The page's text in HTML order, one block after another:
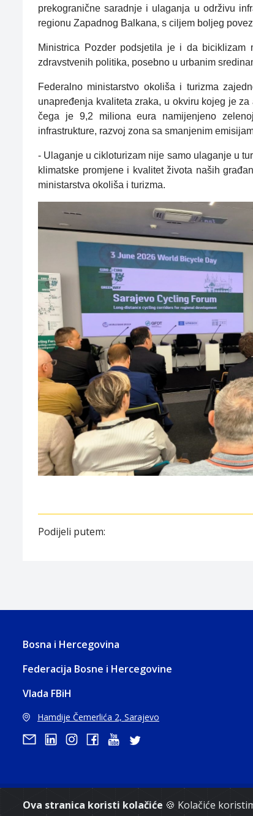
Ova stranica koristi kolačiće 🍪 Kolačiće
prekogranične saradnje i ulaganja u održivu
regionu Zapadnog Balkana, s ciljem boljeg
Ministrica Pozder podsjetila je i da
zdravstvenih politika, posebno u urbanim
Federalno ministarstvo okoliša i turizma
unapređenja kvaliteta zraka, u okviru kojeg je
čega je 9,2 miliona eura namijenjeno
infrastrukture, razvoj zona sa smanjenim
- Ulaganje u cikloturizam nije samo ulaganje u
klimatske promjene i kvalitet života naših
ministarstva okoliša i turizma.
Podijeli putem:
Bosna i Hercegovina
Federacija Bosne i Hercegovine
Vlada FBiH
Hamdije Čemerlića 2, Sarajevo